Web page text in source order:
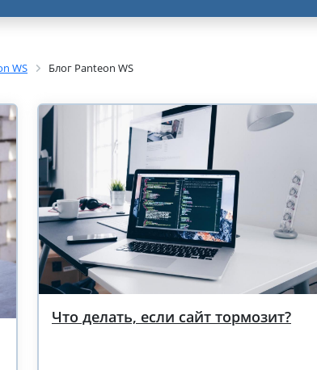
WS Блог Panteon WS
Что делать, если сайт тормозит?